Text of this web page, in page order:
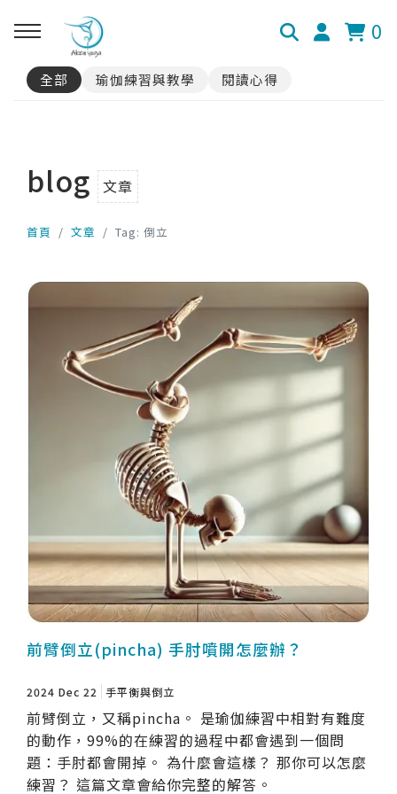
0
全部 瑜伽練習與教學 閱讀心得
blog 文章
首頁 文章 Tag: 倒立
前臂倒立(pincha) 手肘噴開怎麼辦？
2024 Dec 22 手平衡與倒立
前臂倒立，又稱pincha。 是瑜伽練習中相對有難度
的動作，99%的在練習的過程中都會遇到一個問
題：手肘都會開掉。 為什麼會這樣？ 那你可以怎麼
練習？ 這篇文章會給你完整的解答。